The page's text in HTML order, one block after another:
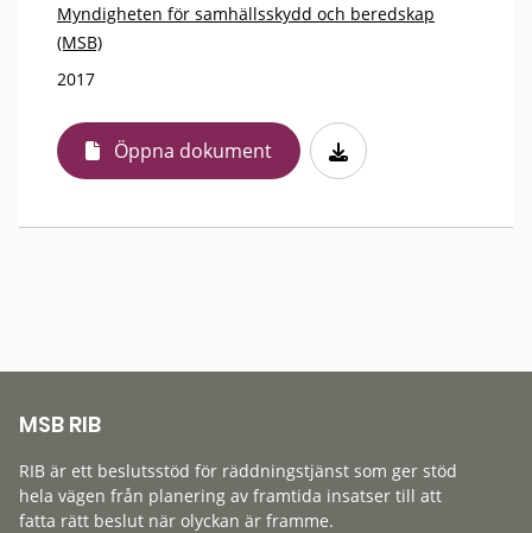
Myndigheten för samhällsskydd och beredskap
(MSB)
2017
Öppna dokument
MSB RIB
RIB är ett beslutsstöd för räddningstjänst som ger stöd
hela vägen från planering av framtida insatser till att
fatta rätt beslut när olyckan är framme.